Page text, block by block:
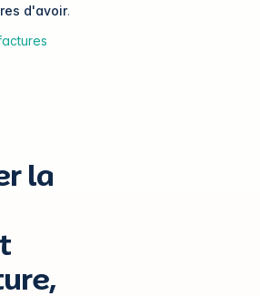
d'avoir.
la